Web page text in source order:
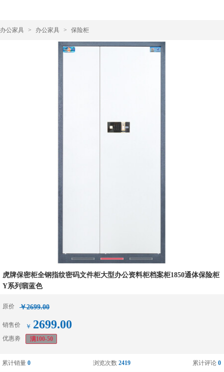
办公家具 > 办公家具 > 保险柜
虎牌保密柜全钢指纹密码文件柜大型办公资料柜档案柜1850通体保险柜
Y系列翡蓝色
原价 ￥2699.00
销售价 ￥ 2699.00
优惠劵 满100-50
累计销量 0 浏览次数 2419 累计评论 0